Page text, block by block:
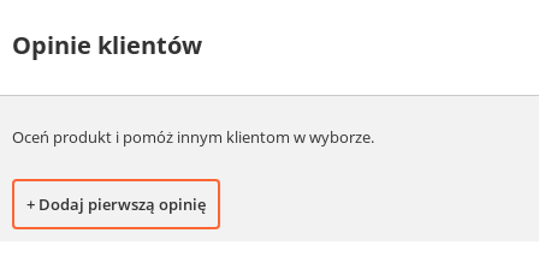
Opinie klientów
Oceń produkt i pomóż innym klientom w wyborze.
+ Dodaj pierwszą opinię